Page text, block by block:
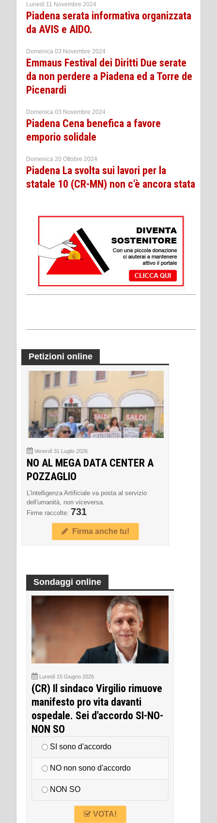
Lunedì 11 Novembre 2024
Piadena serata informativa organizzata
da AVIS e AIDO.
Domenica 03 Novembre 2024
Emmaus Festival dei Diritti Due serate
da non perdere a Piadena ed a Torre de
Picenardi
Domenica 03 Novembre 2024
Piadena Cena benefica a favore
emporio solidale
Domenica 20 Ottobre 2024
Piadena La svolta sui lavori per la
statale 10 (CR-MN) non c'è ancora stata
Petizioni online
Venerdì 31 Luglio 2026
NO AL MEGA DATA CENTER A
POZZAGLIO
L'intelligenza Artificiale va posta al servizio
dell'umanità, non viceversa.
Firme raccolte: 731
Firma anche tu!
Sondaggi online
Lunedì 15 Giugno 2026
(CR) Il sindaco Virgilio rimuove
manifesto pro vita davanti
ospedale. Sei d'accordo SI-NO-
NON SO
SI sono d'accordo
NO non sono d'accordo
NON SO
VOTA!